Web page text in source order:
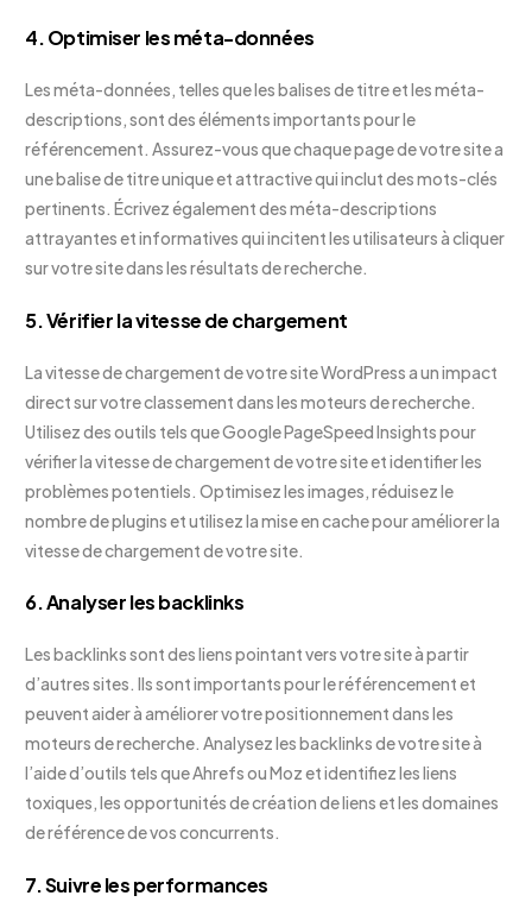
4. Optimiser les méta-données
Les méta-données, telles que les balises de titre et les méta-
descriptions, sont des éléments importants pour le
référencement. Assurez-vous que chaque page de votre site a
une balise de titre unique et attractive qui inclut des mots-clés
pertinents. Écrivez également des méta-descriptions
attrayantes et informatives qui incitent les utilisateurs à cliquer
sur votre site dans les résultats de recherche.
5. Vérifier la vitesse de chargement
La vitesse de chargement de votre site WordPress a un impact
direct sur votre classement dans les moteurs de recherche.
Utilisez des outils tels que Google PageSpeed Insights pour
vérifier la vitesse de chargement de votre site et identifier les
problèmes potentiels. Optimisez les images, réduisez le
nombre de plugins et utilisez la mise en cache pour améliorer la
vitesse de chargement de votre site.
6. Analyser les backlinks
Les backlinks sont des liens pointant vers votre site à partir
d’autres sites. Ils sont importants pour le référencement et
peuvent aider à améliorer votre positionnement dans les
moteurs de recherche. Analysez les backlinks de votre site à
l’aide d’outils tels que Ahrefs ou Moz et identifiez les liens
toxiques, les opportunités de création de liens et les domaines
de référence de vos concurrents.
7. Suivre les performances